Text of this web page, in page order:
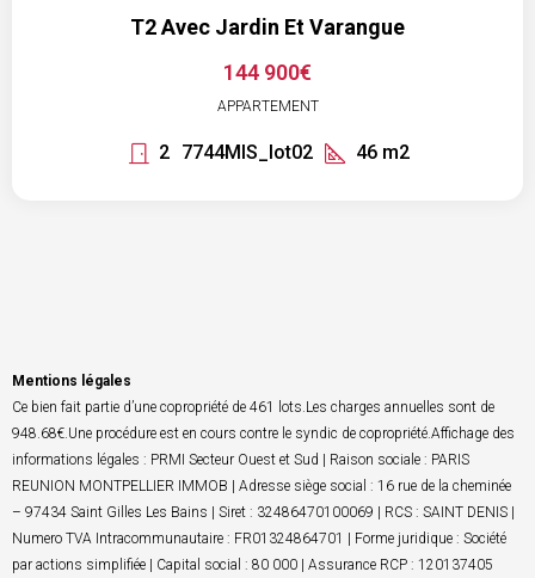
T2 Avec Jardin Et Varangue
144 900€
APPARTEMENT
2 7744MIS_lot02 46 m2
Mentions légales
Ce bien fait partie d’une copropriété de 461 lots.Les charges annuelles sont de
948.68€.Une procédure est en cours contre le syndic de copropriété.Affichage des
informations légales : PRMI Secteur Ouest et Sud | Raison sociale : PARIS
REUNION MONTPELLIER IMMOB | Adresse siège social : 16 rue de la cheminée
– 97434 Saint Gilles Les Bains | Siret : 32486470100069 | RCS : SAINT DENIS |
Numero TVA Intracommunautaire : FR01324864701 | Forme juridique : Société
par actions simplifiée | Capital social : 80 000 | Assurance RCP : 120137405